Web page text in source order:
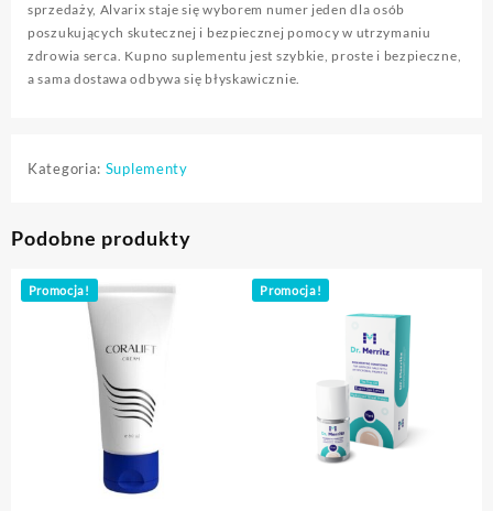
sprzedaży, Alvarix staje się wyborem numer jeden dla osób
poszukujących skutecznej i bezpiecznej pomocy w utrzymaniu
zdrowia serca. Kupno suplementu jest szybkie, proste i bezpieczne,
a sama dostawa odbywa się błyskawicznie.
Kategoria: Suplementy
Podobne produkty
Promocja! Promocja!